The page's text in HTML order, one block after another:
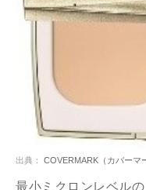
出典： COVERMARK（カバーマ
最小ミクロンレベル